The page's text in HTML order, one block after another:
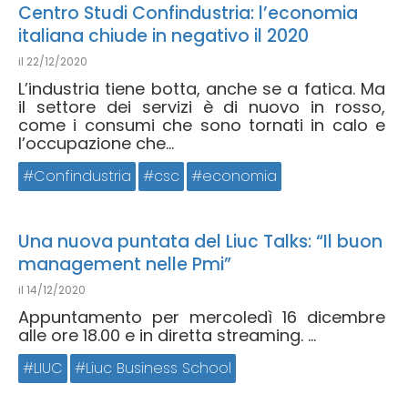
Centro Studi Confindustria: l’economia
italiana chiude in negativo il 2020
il 22/12/2020
L’industria tiene botta, anche se a fatica. Ma
il settore dei servizi è di nuovo in rosso,
come i consumi che sono tornati in calo e
l’occupazione che...
Confindustria csc economia
Una nuova puntata del Liuc Talks: “Il buon
management nelle Pmi”
il 14/12/2020
Appuntamento per mercoledì 16 dicembre
alle ore 18.00 e in diretta streaming. ...
LIUC Liuc Business School